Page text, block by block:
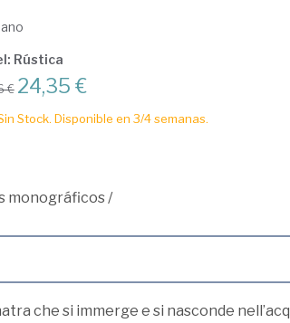
Rústica
€ 24,35 €
Stock. Disponible en 3/4 semanas.
monográficos/
che si immerge e si nasconde